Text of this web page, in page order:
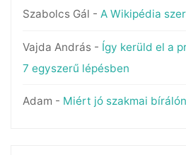
Szabolcs Gál - A Wikipédia
Vajda András- Így kerüld el a
7 egyszerű lépésben
Adam - Miért jó szakmai